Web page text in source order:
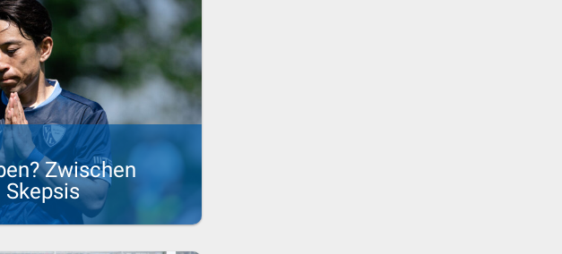
Zwischen